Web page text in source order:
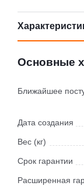
Основные
Ближайшее
Дата создания
Вес (кг)
Срок гарантии
Расширенная